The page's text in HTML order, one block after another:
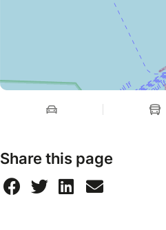
Share this page